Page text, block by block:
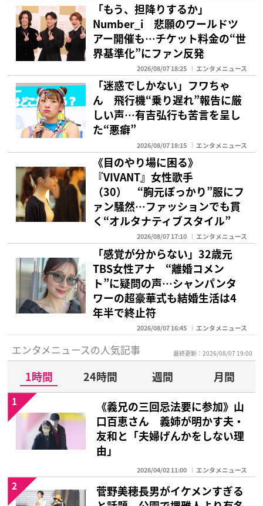
「もう、担降りするか」
Number_i 悲願のワールドツ
アー開催も…チケット料金の“世
界基準化”にファン反発
2026/08/07 18:25 エンタメニュース
「迷惑でしかない」フワちゃ
ん 飛行機“乗り遅れ”報告に厳
しい声…有吉弘行も苦言を呈し
た“悪癖”
2026/08/07 18:15 エンタメニュース
《目のやり場に困る》
『VIVANT』女性歌手
（30） “胸元ぽっかり”服にフ
ァン騒然…ファッションでも貫
く“オルタナティブスタイル”
2026/08/07 17:10 エンタメニュース
「感覚が分からない」32歳元
TBS女性アナ “離婚コメン
ト”に疑問の声…シャンパンタ
ワーの超豪華式も結婚生活は4
年半で終止符
2026/08/07 16:45 エンタメニュース
エンタメニュースの人気記事 最終更新：2026/08/07 19:00
1時間 24時間 週間
月間
《義兄の三回忌法要に参加》山
口百恵さん 義姉が明かす夫・
友和と「夫婦げんかをしない理
由」
2026/04/02 11:00 エンタメニュース
1
菅野美穂長男がイケメンすぎる
2